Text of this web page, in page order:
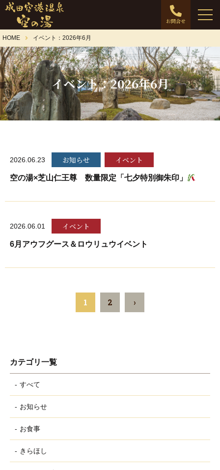
お問合せ
HOME イベント：2026年6月
イベント：2026年6月
2026.06.23 お知らせ イベント
空の湯×芝山仁王尊 数量限定「七夕特別御朱印」
2026.06.01 イベント
6月アウフグース＆ロウリュウイベント
1 2 ›
カテゴリ一覧
すべて
お知らせ
お食事
きらほし